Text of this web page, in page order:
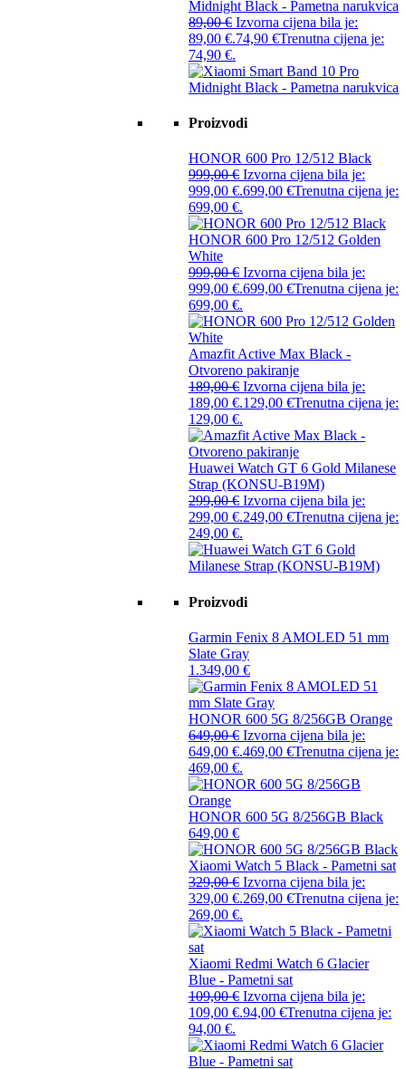
Midnight Black - Pametna narukvica
89,00€ Izvorna cijena bila je:
89,00 €.74,90 €Trenutna cijena je:
74,90 €.
Proizvodi
HONOR 600 Pro 12/512 Black
999,00€ Izvorna cijena bila je:
999,00 €.699,00 €Trenutna cijena je:
699,00 €.
HONOR 600 Pro 12/512 Golden
White
999,00€ Izvorna cijena bila je:
999,00 €.699,00 €Trenutna cijena je:
699,00 €.
Amazfit Active Max Black -
Otvoreno pakiranje
189,00€ Izvorna cijena bila je:
189,00 €.129,00 €Trenutna cijena je:
129,00 €.
Huawei Watch GT 6 Gold Milanese
Strap (KONSU-B19M)
299,00€ Izvorna cijena bila je:
299,00 €.249,00 €Trenutna cijena je:
249,00 €.
Proizvodi
Garmin Fenix 8 AMOLED 51 mm
Slate Gray
1.349,00 €
HONOR 600 5G 8/256GB Orange
649,00€ Izvorna cijena bila je:
649,00 €.469,00 €Trenutna cijena je:
469,00 €.
HONOR 600 5G 8/256GB Black
649,00 €
Xiaomi Watch 5 Black - Pametni sat
329,00€ Izvorna cijena bila je:
329,00 €.269,00 €Trenutna cijena je:
269,00 €.
Xiaomi Redmi Watch 6 Glacier
Blue - Pametni sat
109,00€ Izvorna cijena bila je:
109,00 €.94,00 €Trenutna cijena je:
94,00 €.